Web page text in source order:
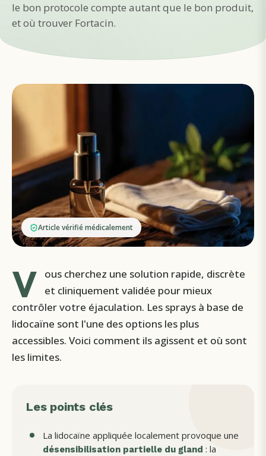
le bon protocole compte autant que le bon produit,
et où trouver Fortacin.
Article vérifié médicalement
V
ous cherchez une solution rapide, discrète
et cliniquement validée pour mieux
contrôler votre éjaculation. Les sprays à base de
lidocaïne sont l'une des options les plus
accessibles. Voici comment ils agissent et où sont
les limites.
Les points clés
La lidocaïne appliquée localement provoque une
désensibilisation partielle du gland : la